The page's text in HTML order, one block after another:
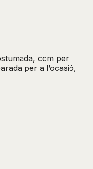
com per
per a l’ocasió,